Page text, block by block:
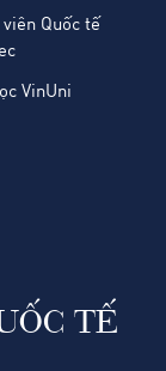
viên Quốc tế
VinUni
TẾ